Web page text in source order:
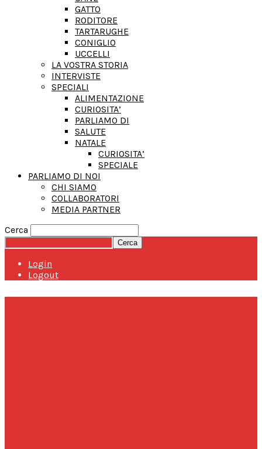
GATTO
RODITORE
TARTARUGHE
CONIGLIO
UCCELLI
LA VOSTRA STORIA
INTERVISTE
SPECIALI
ALIMENTAZIONE
CURIOSITA’
PARLIAMO DI
SALUTE
NATALE
CURIOSITA’
SPECIALE
PARLIAMO DI NOI
CHI SIAMO
COLLABORATORI
MEDIA PARTNER
Cerca
Login
Logout